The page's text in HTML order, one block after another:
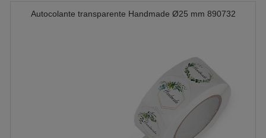
Autocolante transparente Handmade Ø25 mm 890732